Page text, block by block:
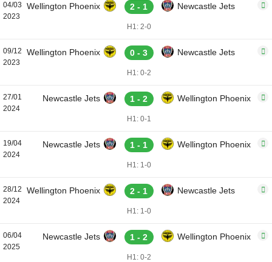
04/03
2023
Wellington Phoenix 2 - 1 Newcastle Jets
H1: 2-0
09/12
2023
Wellington Phoenix 0 - 3 Newcastle Jets
H1: 0-2
27/01
2024
Newcastle Jets 1 - 2 Wellington Phoenix
H1: 0-1
19/04
2024
Newcastle Jets 1 - 1 Wellington Phoenix
H1: 1-0
28/12
2024
Wellington Phoenix 2 - 1 Newcastle Jets
H1: 1-0
06/04
2025
Newcastle Jets 1 - 2 Wellington Phoenix
H1: 0-2